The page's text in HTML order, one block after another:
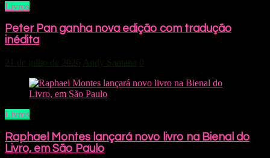
Livros
Peter Pan ganha nova edição com tradução
inédita
21 de julho de 2026 Andy Santana 0
Livros
Raphael Montes lançará novo livro na Bienal do
Livro, em São Paulo